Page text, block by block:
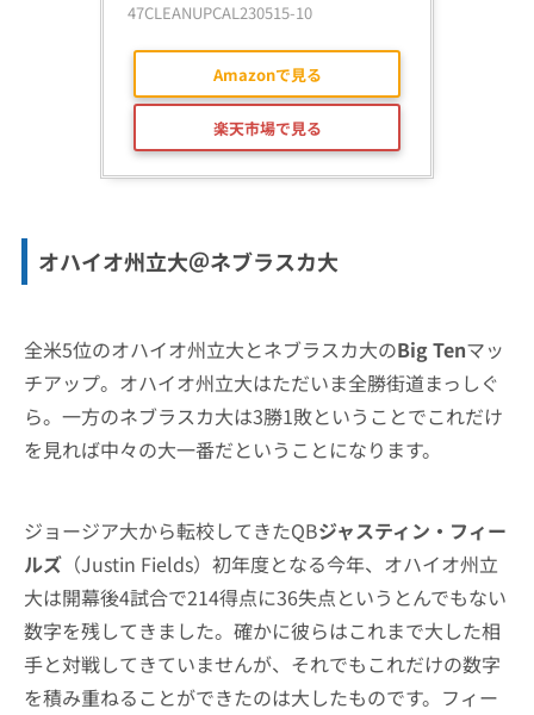
47CLEANUPCAL230515-10
Amazonで見る
楽天市場で見る
オハイオ州立大＠ネブラスカ大
全米5位のオハイオ州立大とネブラスカ大のBig Tenマッ
チアップ。オハイオ州立大はただいま全勝街道まっしぐ
ら。一方のネブラスカ大は3勝1敗ということでこれだけ
を見れば中々の大一番だということになります。
ジョージア大から転校してきたQBジャスティン・フィー
ルズ （Justin Fields）初年度となる今年、オハイオ州立
大は開幕後4試合で214得点に36失点というとんでもない
数字を残してきました。確かに彼らはこれまで大した相
手と対戦してきていませんが、それでもこれだけの数字
を積み重ねることができたのは大したものです。フィー